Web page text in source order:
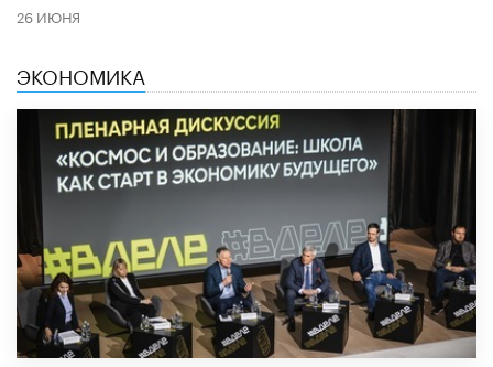
26 ИЮНЯ
ЭКОНОМИКА